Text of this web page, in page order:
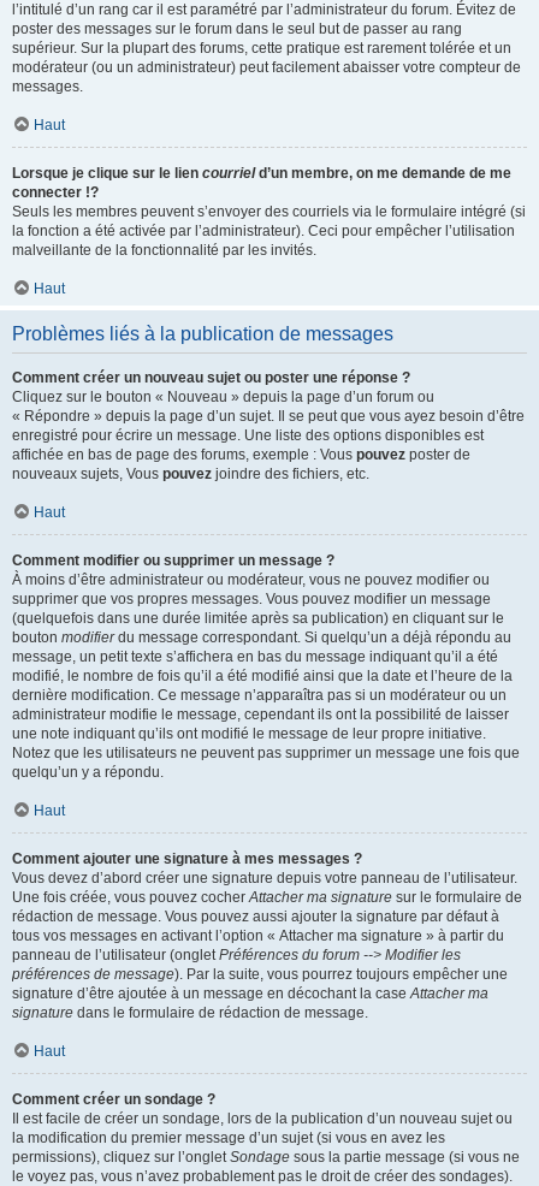
l’intitulé d’un rang car il est paramétré par l’administrateur du forum. Évitez de
poster des messages sur le forum dans le seul but de passer au rang
supérieur. Sur la plupart des forums, cette pratique est rarement tolérée et un
modérateur (ou un administrateur) peut facilement abaisser votre compteur de
messages.
Haut
Lorsque je clique sur le lien courrield’un membre, on me demande de me
connecter !?
Seuls les membres peuvent s’envoyer des courriels via le formulaire intégré (si
la fonction a été activée par l’administrateur). Ceci pour empêcher l’utilisation
malveillante de la fonctionnalité par les invités.
Haut
Problèmes liés à la publication de messages
Comment créer un nouveau sujet ou poster une réponse ?
Cliquez sur le bouton « Nouveau » depuis la page d’un forum ou
« Répondre » depuis la page d’un sujet. Il se peut que vous ayez besoin d’être
enregistré pour écrire un message. Une liste des options disponibles est
affichée en bas de page des forums, exemple : Vous pouvez poster de
nouveaux sujets, Vous pouvez joindre des fichiers, etc.
Haut
Comment modifier ou supprimer un message ?
À moins d’être administrateur ou modérateur, vous ne pouvez modifier ou
supprimer que vos propres messages. Vous pouvez modifier un message
(quelquefois dans une durée limitée après sa publication) en cliquant sur le
bouton modifierdu message correspondant. Si quelqu’un a déjà répondu au
message, un petit texte s’affichera en bas du message indiquant qu’il a été
modifié, le nombre de fois qu’il a été modifié ainsi que la date et l’heure de la
dernière modification. Ce message n’apparaîtra pas si un modérateur ou un
administrateur modifie le message, cependant ils ont la possibilité de laisser
une note indiquant qu’ils ont modifié le message de leur propre initiative.
Notez que les utilisateurs ne peuvent pas supprimer un message une fois que
quelqu’un y a répondu.
Haut
Comment ajouter une signature à mes messages ?
Vous devez d’abord créer une signature depuis votre panneau de l’utilisateur.
Une fois créée, vous pouvez cocherAttacher ma signature sur le formulaire de
rédaction de message. Vous pouvez aussi ajouter la signature par défaut à
tous vos messages en activant l’option « Attacher ma signature » à partir du
panneau de l’utilisateur (ongletPréférences du forum --> Modifier les
préférences de message). Par la suite, vous pourrez toujours empêcher une
signature d’être ajoutée à un message en décochant la caseAttacher ma
signature dans le formulaire de rédaction de message.
Haut
Comment créer un sondage ?
Il est facile de créer un sondage, lors de la publication d’un nouveau sujet ou
la modification du premier message d’un sujet (si vous en avez les
permissions), cliquez sur l’ongletSondage sous la partie message (si vous ne
le voyez pas, vous n’avez probablement pas le droit de créer des sondages).